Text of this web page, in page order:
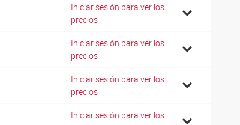
Iniciar sesión para ver los
precios
Iniciar sesión para ver los
precios
Iniciar sesión para ver los
precios
Iniciar sesión para ver los